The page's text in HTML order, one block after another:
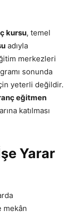
kursu, temel
adıyla
merkezleri
sonunda
yeterli değildir.
eğitmen
katılması
Yarar
mekân